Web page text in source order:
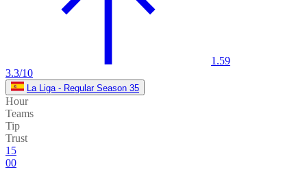
1.59
3.3/10
La Liga - Regular Season 35
Hour
Teams
Tip
Trust
15
00